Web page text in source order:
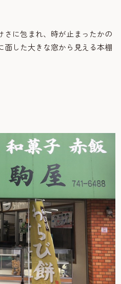
さに包まれ、時が止まったかの
面した大きな窓から見える本棚